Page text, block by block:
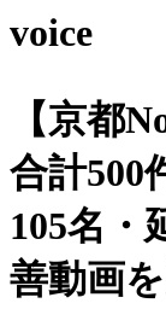
voice
【京都
合計500
105名・
善動画